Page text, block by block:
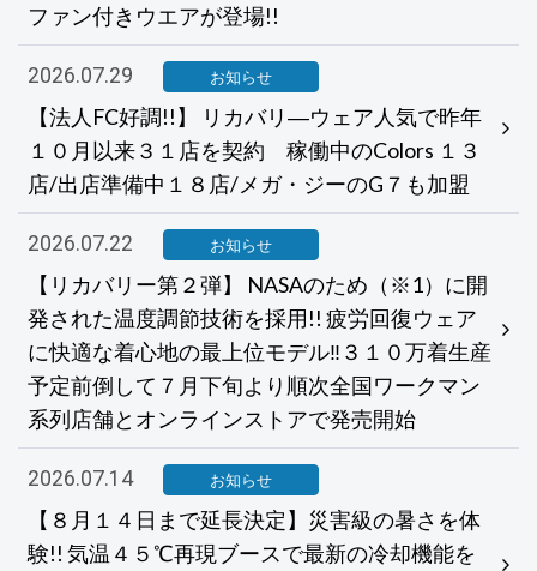
ファン付きウエアが登場!!
2026.07.29 お知らせ
【法人FC好調!!】 リカバリ―ウェア人気で昨年
１０月以来３１店を契約 稼働中のColors １３
店/出店準備中１８店/メガ・ジーのG７も加盟
2026.07.22 お知らせ
【リカバリー第２弾】 NASAのため（※1）に開
発された温度調節技術を採用!! 疲労回復ウェア
に快適な着心地の最上位モデル‼３１０万着生産
予定前倒して７月下旬より順次全国ワークマン
系列店舗とオンラインストアで発売開始
2026.07.14 お知らせ
【８月１４日まで延長決定】災害級の暑さを体
験!! 気温４５℃再現ブースで最新の冷却機能を